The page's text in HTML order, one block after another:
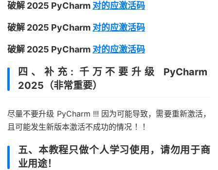
破解 2025 PyCharm 对的应激活码
破解 2025 PyCharm 对的应激活码
破解 2025 PyCharm 对的应激活码
四、补充: 千万不要升级 PyCharm
2025（非常重要）
尽量不要升级 PyCharm !!! 因为可能导致，需要重新激活，
且可能发生新版本激活不成功的情况 ！！
五、本教程只做个人学习使用，请勿用于商
业用途！